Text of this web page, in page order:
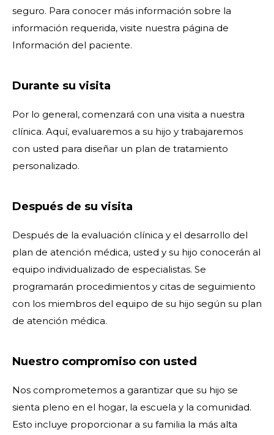
seguro. Para conocer más información sobre la
información requerida, visite nuestra página de
Información del paciente.
Durante su visita
Por lo general, comenzará con una visita a nuestra
clínica. Aquí, evaluaremos a su hijo y trabajaremos
con usted para diseñar un plan de tratamiento
personalizado.
Después de su visita
Después de la evaluación clínica y el desarrollo del
plan de atención médica, usted y su hijo conocerán al
equipo individualizado de especialistas. Se
programarán procedimientos y citas de seguimiento
con los miembros del equipo de su hijo según su plan
de atención médica.
Nuestro compromiso con usted
Nos comprometemos a garantizar que su hijo se
sienta pleno en el hogar, la escuela y la comunidad.
Esto incluye proporcionar a su familia la más alta